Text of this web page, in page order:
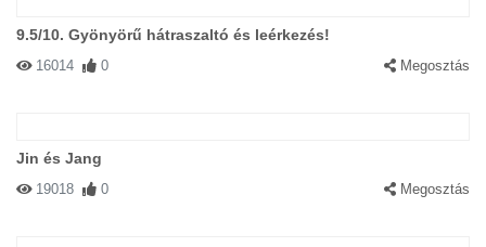
9.5/10. Gyönyörű hátraszaltó és leérkezés!
16014 0 Megosztás
Jin és Jang
19018 0 Megosztás